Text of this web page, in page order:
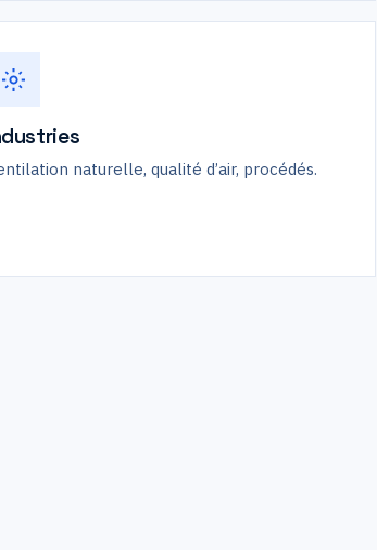
naturelle, qualité d’air, procédés.